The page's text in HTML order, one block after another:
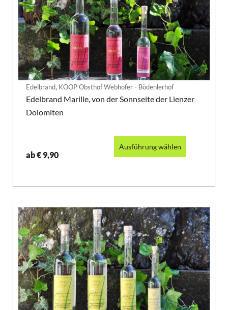
Edelbrand, KOOP Obsthof Webhofer - Bödenlerhof
Edelbrand Marille, von der Sonnseite der Lienzer
Dolomiten
ab€ 9,90
Ausführung wählen